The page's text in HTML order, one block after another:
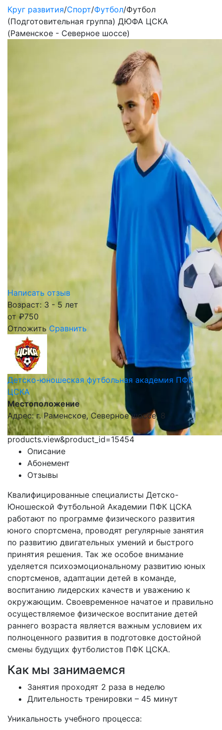
Круг развития/Спорт/Футбол/Футбол
(Подготовительная группа) ДЮФА ЦСКА
(Раменское - Северное шоссе)
Написать отзыв
Возраст: 3 - 5 лет
от ₽750
Отложить Сравнить
Детско-юношеская футбольная академия ПФК
ЦСКА
Местоположение
Адрес: г. Раменское, Северное шоссе, 8
products.view&product_id=15454
Описание
Абонемент
Отзывы
Квалифицированные специалисты Детско-
Юношеской Футбольной Академии ПФК ЦСКА
работают по программе физического развития
юного спортсмена, проводят регулярные занятия
по развитию двигательных умений и быстрого
принятия решения. Так же особое внимание
уделяется психоэмоциональному развитию юных
спортсменов, адаптации детей в команде,
воспитанию лидерских качеств и уважению к
окружающим. Своевременное начатое и правильно
осуществляемое физическое воспитание детей
раннего возраста является важным условием их
полноценного развития в подготовке достойной
смены будущих футболистов ПФК ЦСКА.
Как мы занимаемся
Занятия проходят 2 раза в неделю
Длительность тренировки – 45 минут
Уникальность учебного процесса: